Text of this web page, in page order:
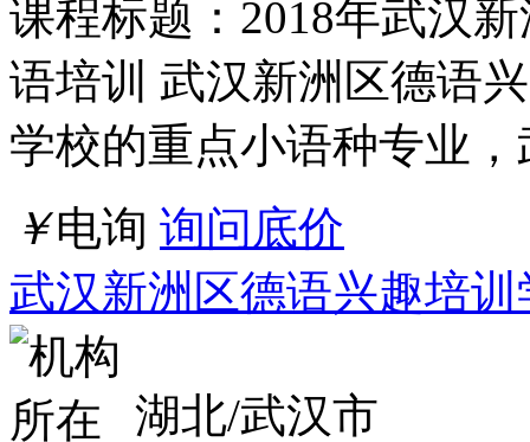
课程标题：2018年武汉
语培训 武汉新洲区德语
学校的重点小语种专业，
￥电询 询问底价
武汉新洲区德语兴趣培训
湖北/武汉市